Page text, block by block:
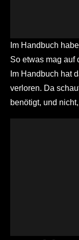
Im Handbuch
So etwas mag auf
Im Handbuch hat
verloren. Da
benötigt, und